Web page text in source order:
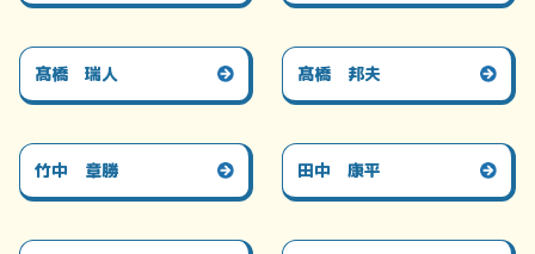
髙橋 瑞人 髙橋 邦夫
竹中 章勝 田中 康平